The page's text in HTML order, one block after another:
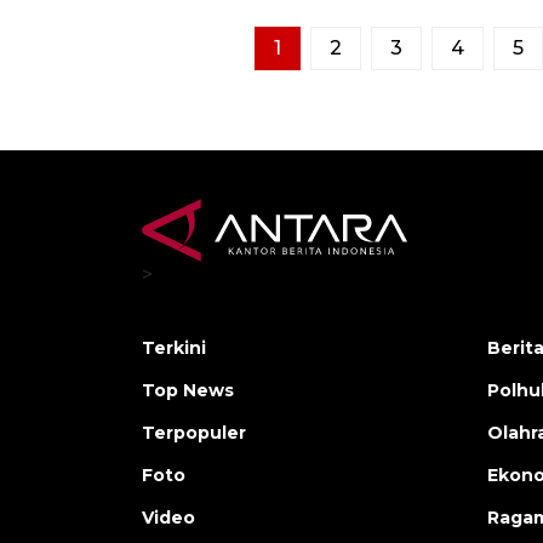
1 2 3 4 5
>
Terkini
Top News
Terpopuler
Foto
Video